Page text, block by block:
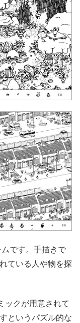
ムです。手描きで
ている人や物を探
ックが用意されて
というパズル的な